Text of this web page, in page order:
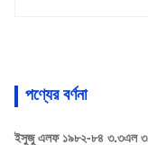
পণ্যের বর্ণনা
ইসুজু এলফ ১৯৮২-৮৪ ৩.৩এল